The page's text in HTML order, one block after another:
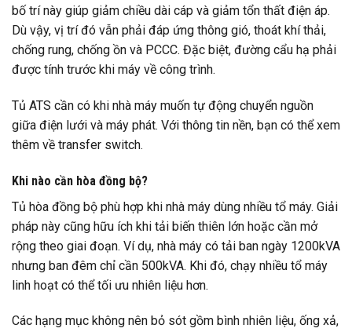
bố trí này giúp giảm chiều dài cáp và giảm tổn thất điện áp.
Dù vậy, vị trí đó vẫn phải đáp ứng thông gió, thoát khí thải,
chống rung, chống ồn và PCCC. Đặc biệt, đường cẩu hạ phải
được tính trước khi máy về công trình.
Tủ ATS cần có khi nhà máy muốn tự động chuyển nguồn
giữa điện lưới và máy phát. Với thông tin nền, bạn có thể xem
thêm về transfer switch.
Khi nào cần hòa đồng bộ?
Tủ hòa đồng bộ phù hợp khi nhà máy dùng nhiều tổ máy. Giải
pháp này cũng hữu ích khi tải biến thiên lớn hoặc cần mở
rộng theo giai đoạn. Ví dụ, nhà máy có tải ban ngày 1200kVA
nhưng ban đêm chỉ cần 500kVA. Khi đó, chạy nhiều tổ máy
linh hoạt có thể tối ưu nhiên liệu hơn.
Các hạng mục không nên bỏ sót gồm bình nhiên liệu, ống xả,